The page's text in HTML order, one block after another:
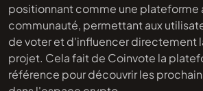
positionnant comme une plateforme
communauté, permettant aux
de voter et d'influencer directement
projet. Cela fait de Coinvote la
référence pour découvrir les